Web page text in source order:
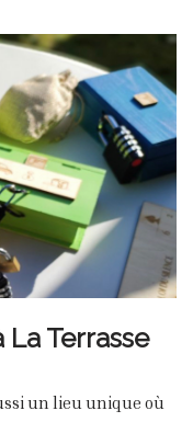
Terrasse
un lieu unique où